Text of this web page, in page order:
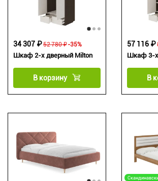
Шкаф 2-х дверный Milton
52 780 ₽
34 307 ₽ -35%
В корзину
Шкаф 3-х
57 116 ₽
В